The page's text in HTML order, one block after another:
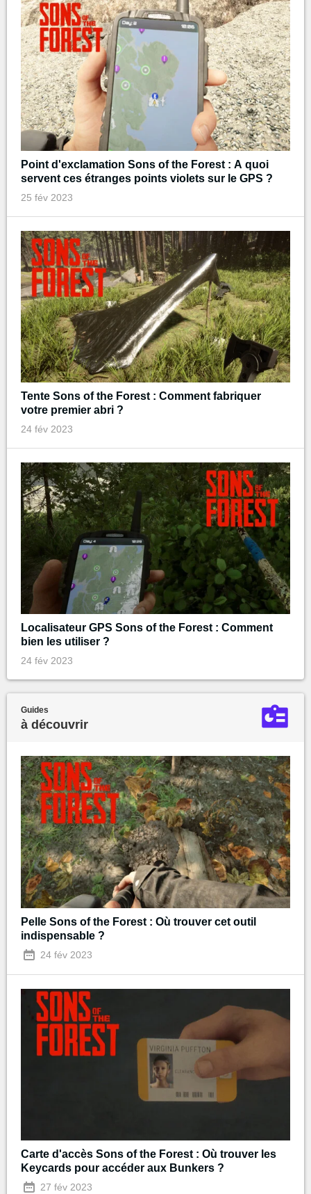
Point d'exclamation Sons of the Forest : A quoi
servent ces étranges points violets sur le GPS ?
25 fév 2023
Tente Sons of the Forest : Comment fabriquer
votre premier abri ?
24 fév 2023
Localisateur GPS Sons of the Forest : Comment
bien les utiliser ?
24 fév 2023
Guides
à découvrir
Pelle Sons of the Forest : Où trouver cet outil
indispensable ?
24 fév 2023
Carte d'accès Sons of the Forest : Où trouver les
Keycards pour accéder aux Bunkers ?
27 fév 2023